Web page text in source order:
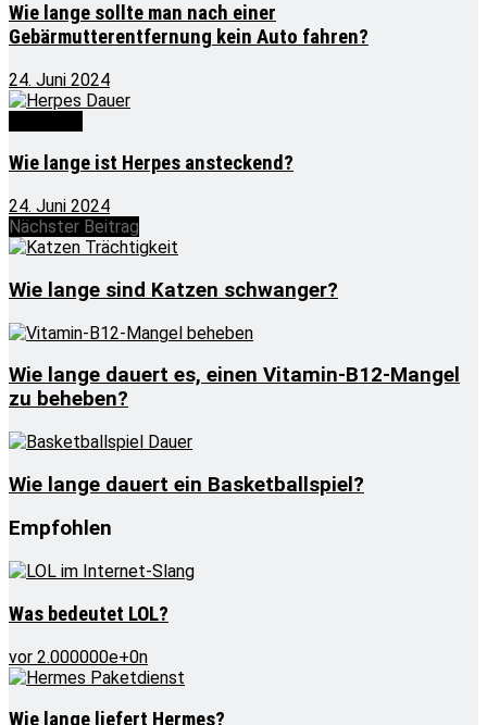
Wie lange sollte man nach einer
Gebärmutterentfernung kein Auto fahren?
24. Juni 2024
Wie lange ist Herpes ansteckend?
24. Juni 2024
Nächster Beitrag
Wie lange sind Katzen schwanger?
Wie lange dauert es, einen Vitamin-B12-Mangel
zu beheben?
Wie lange dauert ein Basketballspiel?
Empfohlen
Was bedeutet LOL?
vor 2.000000e+0n
Wie lange liefert Hermes?